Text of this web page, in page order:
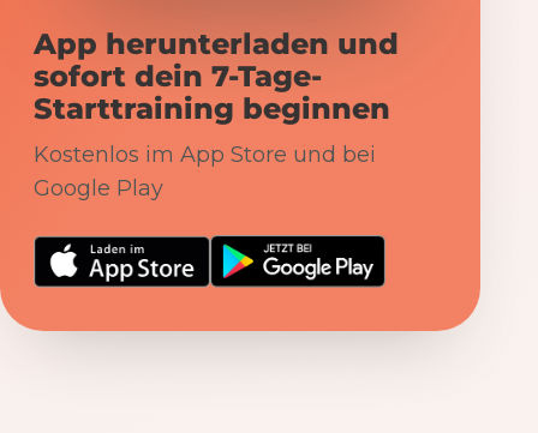
App herunterladen und
sofort dein 7-Tage-
Starttraining beginnen
Kostenlos im App Store und bei
Google Play